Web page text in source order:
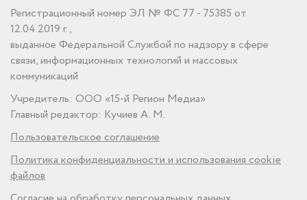
Регистрационный номер ЭЛ № ФС 77 - 75385 от
12.04.2019 г.,
выданное Федеральной Службой по надзору в сфере
связи, информационных технологий и массовых
коммуникаций
Учредитель: ООО «15-й Регион Медиа»
Главный редактор: Кучиев А. М.
Пользовательское соглашение
Политика конфиденциальности и использования cookie
файлов